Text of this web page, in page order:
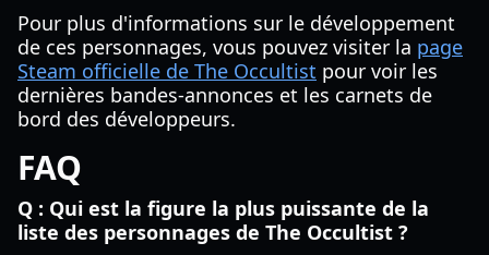
Pour plus d'informations sur le développement
de ces personnages, vous pouvez visiter la page
Steam officielle de The Occultist pour voir les
dernières bandes-annonces et les carnets de
bord des développeurs.
FAQ
Q : Qui est la figure la plus puissante de la
liste des personnages de The Occultist ?